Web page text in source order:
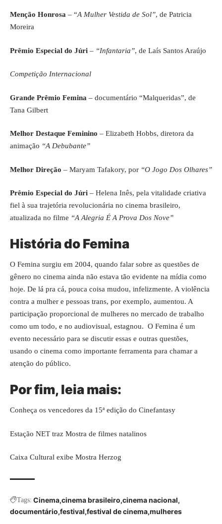
Menção Honrosa – “A Mulher Vestida de Sol”, de Patricia
Moreira
Prêmio Especial do Júri – “Infantaria”, de Laís Santos Araújo
Competição Internacional
Grande Prêmio Femina – documentário “Malqueridas”, de
Tana Gilbert
Melhor Destaque Feminino – Elizabeth Hobbs, diretora da
animação “A Debubante”
Melhor Direção – Maryam Tafakory, por “O Jogo Dos Olhares”
Prêmio Especial do Júri – Helena Inês, pela vitalidade criativa
fiel à sua trajetória revolucionária no cinema brasileiro,
atualizada no filme “A Alegria É A Prova Dos Nove”
História do Femina
O Femina surgiu em 2004, quando falar sobre as questões de
gênero no cinema ainda não estava tão evidente na mídia como
hoje. De lá pra cá, pouca coisa mudou, infelizmente. A violência
contra a mulher e pessoas trans, por exemplo, aumentou. A
participação proporcional de mulheres no mercado de trabalho
como um todo, e no audiovisual, estagnou. O Femina é um
evento necessário para se discutir essas e outras questões,
usando o cinema como importante ferramenta para chamar a
atenção do público.
Por fim, leia mais:
Conheça os vencedores da 15ª edição do Cinefantasy
Estação NET traz Mostra de filmes natalinos
Caixa Cultural exibe Mostra Herzog
Tags: Cinema cinema brasileiro cinema nacional
documentário festival festival de cinema mulheres